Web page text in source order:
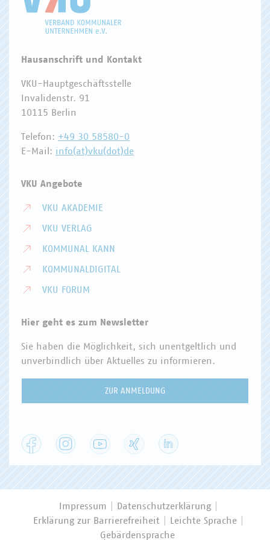
Hausanschrift und Kontakt
VKU-Hauptgeschäftsstelle
Invalidenstr. 91
10115 Berlin
Telefon: +49 30 58580-0
E-Mail: info(at)vku(dot)de
VKU Angebote
VKU AKADEMIE
VKU VERLAG
KOMMUNAL KANN
KOMMUNALDIGITAL
VKU FORUM
Hier geht es zum Newsletter
Sie haben die Möglichkeit, sich unentgeltlich und
unverbindlich über Aktuelles zu informieren.
ZUR ANMELDUNG
Facebook Instagram YouTube
Impressum
Datenschutzerklärung
Erklärung zur Barrierefreiheit
Leichte Sprache
Gebärdensprache